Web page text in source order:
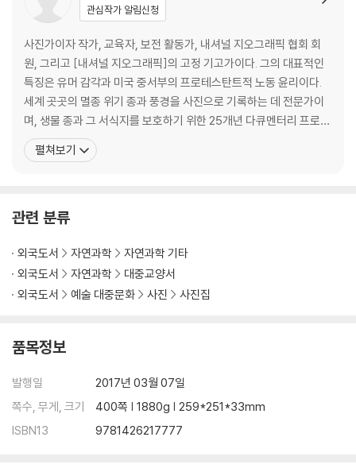
의 정수(精髓)라 할 사진들을 모아 엮은 책이다. 절망적인 상황에 처한 멸
놓은 아카이브일 뿐만 아니라, 그들을 보호하고 보전하기 위해 애쓰는 보
전 운동의 영웅들의 육성을 담았다. ‘포토 아크’ 전시회를 본 독자들에게는
전시회에서 보지 못했던 비장의 사진들을 볼 수 있는 기회가 될 것이고, 전
시가 종료되어 아쉬움을 느꼈을 독자들에게는 전시회를 자신의 방안으로
옮겨 올 수 있는 기회가 될 것이다.
This lush book of photography represents National Geographi
orld's animals--especially those that are endangered. His pow
know these animals is to save them.
Sartore intends to photograph every animal in captivity in the
mphasis on those facing extinction. He has photographed mo
ship with National Geographic, he may reach his goal. This boo
k showcases his animal portraits: from tiny to mammoth, from
the Florida grasshopper sparrow to the greater one-horned r
관심작가 알림신청
사진가이자 작가, 교육자, 보전 활동가, 내셔널 지오그래픽 협회 회
원, 그리고 [내셔널 지오그래픽]의 고정 기고가이다. 그의 대표적인
특징은 유머 감각과 미국 중서부의 프로테스탄트적 노동 윤리이다.
세계 곳곳의 멸종 위기 종과 풍경을 사진으로 기록하는 데 전문가이
며, 생물 종과 그 서식지를 보호하기 위한 25개년 다큐멘터리 프로젝
트인 ‘포토 아크’의 수립자이다. [내셔널 지오그래픽] 외에 잡지 [오
듀본(Audubon)], [스포츠 일러스트레이티드(Sports Illustrate
펼쳐보기
관련 분류
외국도서 자연과학
자연과학 기타
외국도서
자연과학
대중교양서
외국도서
예술 대중문화 사진 사진집
품목정보
발행일
2017년 03월 07일
쪽수, 무게, 크기
400쪽 | 1880g | 259*251*33mm
ISBN13
9781426217777